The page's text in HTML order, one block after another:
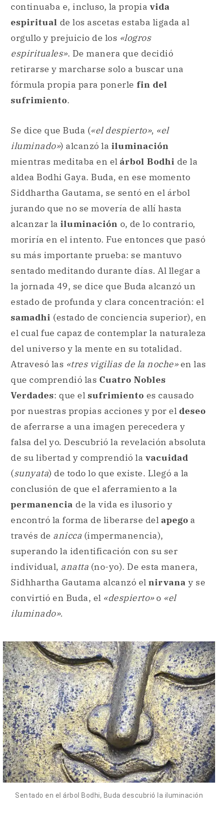
continuaba e, incluso, la propia vida
espiritual de los ascetas estaba ligada al
orgullo y prejuicio de los «logros
espirituales». De manera que decidió
retirarse y marcharse solo a buscar una
fórmula propia para ponerle fin del
sufrimiento.
Se dice que Buda («el despierto», «el
iluminado») alcanzó la iluminación
mientras meditaba en el árbol Bodhi de la
aldea Bodhi Gaya. Buda, en ese momento
Siddhartha Gautama, se sentó en el árbol
jurando que no se movería de allí hasta
alcanzar la iluminación o, de lo contrario,
moriría en el intento. Fue entonces que pasó
su más importante prueba: se mantuvo
sentado meditando durante días. Al llegar a
la jornada 49, se dice que Buda alcanzó un
estado de profunda y clara concentración: el
samadhi (estado de conciencia superior), en
el cual fue capaz de contemplar la naturaleza
del universo y la mente en su totalidad.
Atravesó las «tres vigilias de la noche»en las
que comprendió las Cuatro Nobles
Verdades: que el sufrimiento es causado
por nuestras propias acciones y por el deseo
de aferrarse a una imagen perecedera y
falsa del yo. Descubrió la revelación absoluta
de su libertad y comprendió la vacuidad
(sunyata) de todo lo que existe. Llegó a la
conclusión de que el aferramiento a la
permanencia de la vida es ilusorio y
encontró la forma de liberarse del apego a
través de anicca (impermanencia),
superando la identificación con su ser
individual, anatta (no-yo). De esta manera,
Sidhhartha Gautama alcanzó el nirvana y se
convirtió en Buda, el «despierto»o «el
iluminado».
Sentado en el árbol Bodhi, Buda descubrió la iluminación